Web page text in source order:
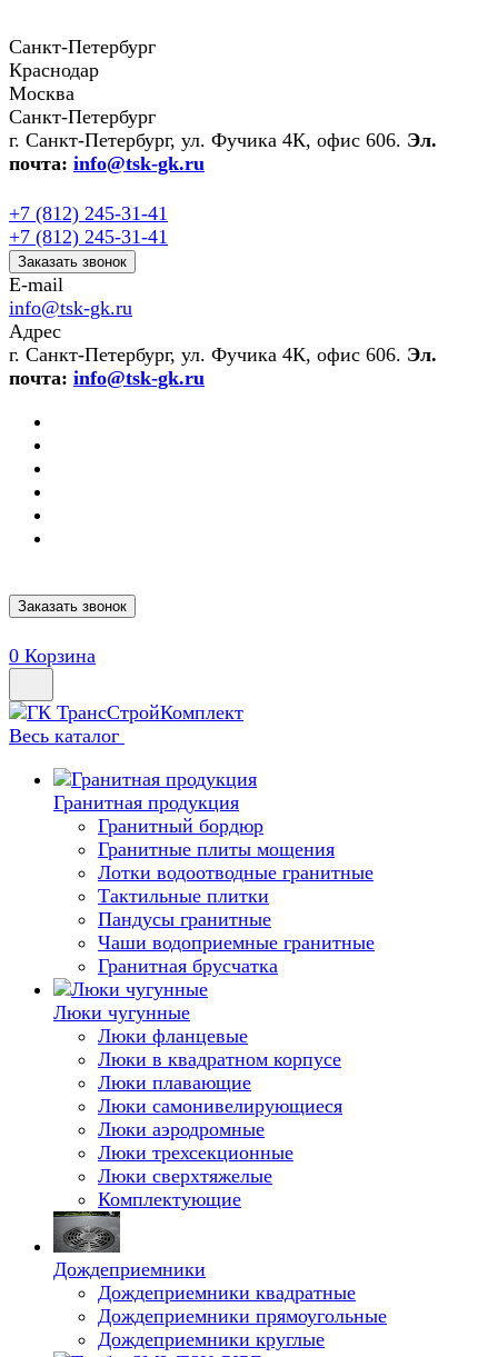
Санкт-Петербург
Краснодар
Москва
Санкт-Петербург
г. Санкт-Петербург, ул. Фучика 4К, офис 606. Эл.
почта: info@tsk-gk.ru
+7 (812) 245-31-41
+7 (812) 245-31-41
Заказать звонок
E-mail
info@tsk-gk.ru
Адрес
г. Санкт-Петербург, ул. Фучика 4К, офис 606. Эл.
почта: info@tsk-gk.ru
Заказать звонок
0 Корзина
Весь каталог
Гранитная продукция
Гранитный бордюр
Гранитные плиты мощения
Лотки водоотводные гранитные
Тактильные плитки
Пандусы гранитные
Чаши водоприемные гранитные
Гранитная брусчатка
Люки чугунные
Люки фланцевые
Люки в квадратном корпусе
Люки плавающие
Люки самонивелирующиеся
Люки аэродромные
Люки трехсекционные
Люки сверхтяжелые
Комплектующие
Дождеприемники
Дождеприемники квадратные
Дождеприемники прямоугольные
Дождеприемники круглые